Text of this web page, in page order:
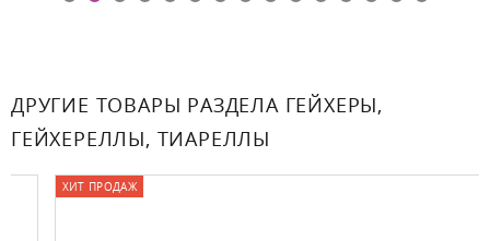
ДРУГИЕ ТОВАРЫ РАЗДЕЛА ГЕЙХЕРЫ,
ГЕЙХЕРЕЛЛЫ, ТИАРЕЛЛЫ
ХИТ ПРОДАЖ